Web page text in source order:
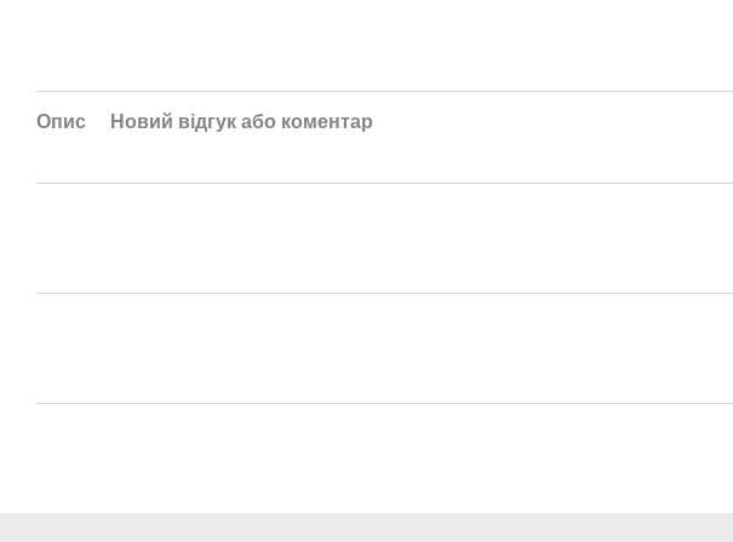
Опис Новий відгук або коментар